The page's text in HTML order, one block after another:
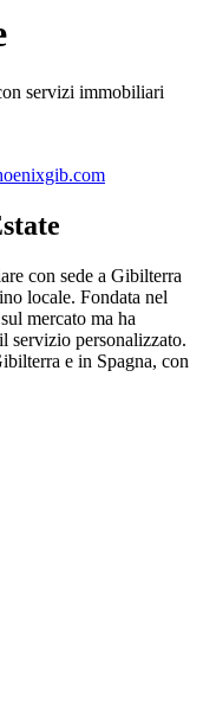
servizi immobiliari
con sede a Gibilterra
locale. Fondata nel
mercato ma ha
servizio personalizzato.
e in Spagna, con